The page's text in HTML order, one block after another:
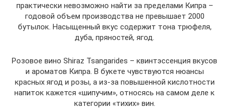
практически невозможно найти за пределами Кипра –
годовой объем производства не превышает 2000
бутылок. Насыщенный вкус содержит тона трюфеля,
дуба, пряностей, ягод.
Розовое вино Shiraz Tsangarides – квинтэссенция вкусов
и ароматов Кипра. В букете чувствуются нюансы
красных ягод и розы, а из-за повышенной кислотности
напиток кажется «шипучим», относясь на самом деле к
категории «тихих» вин.